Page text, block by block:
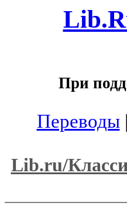
При
Переводы
Lib.ru/